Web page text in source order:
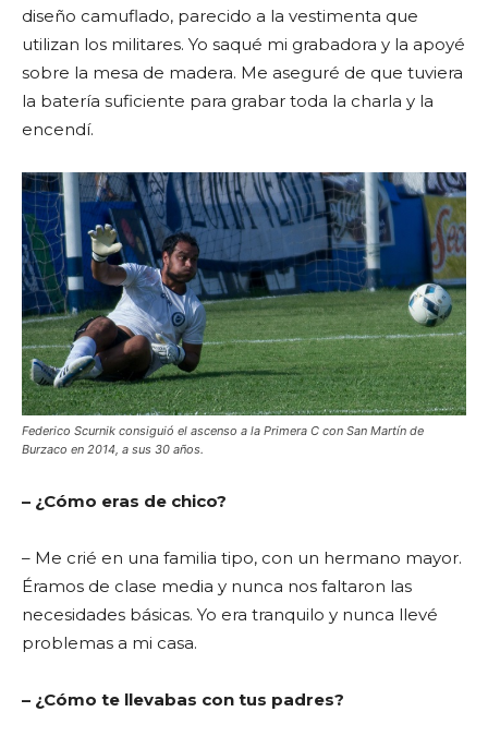
diseño camuflado, parecido a la vestimenta que
utilizan los militares. Yo saqué mi grabadora y la apoyé
sobre la mesa de madera. Me aseguré de que tuviera
la batería suficiente para grabar toda la charla y la
encendí.
Federico Scurnik consiguió el ascenso a la Primera C con San Martín de
Burzaco en 2014, a sus 30 años.
– ¿Cómo eras de chico?
– Me crié en una familia tipo, con un hermano mayor.
Éramos de clase media y nunca nos faltaron las
necesidades básicas. Yo era tranquilo y nunca llevé
problemas a mi casa.
– ¿Cómo te llevabas con tus padres?